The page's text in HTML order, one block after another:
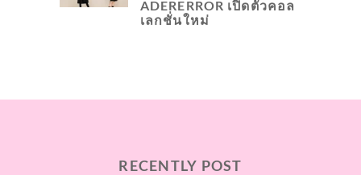
ADERERROR เปิดตัวคอล
เลกชั่นใหม่
RECENTLY POST